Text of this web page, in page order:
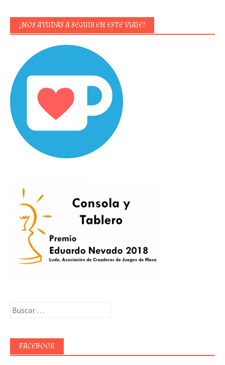
¿NOS AYUDAS A SEGUIR EN ESTE VIAJE?
Buscar:
FACEBOOK